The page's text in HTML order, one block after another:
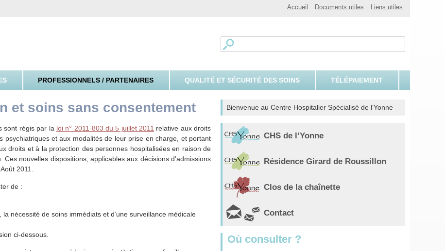
Accueil Documents utiles Liens utiles
PROFESSIONNELS / PARTENAIRES QUALITÉ ET SÉCURITÉ DES SOINS TÉLÉPAIEMENT
et soins sans consentement
sont régis par la loi n° 2011-803 du 5 juillet 2011 relative aux droits
psychiatriques et aux modalités de leur prise en charge, et portant
droits et à la protection des personnes hospitalisées en raison de
nouvelles dispositions, applicables aux décisions d’admissions
Août 2011.
de :
nécessité de soins immédiats et d’une surveillance médicale
ci-dessous.
Bienvenue au Centre Hospitalier Spécialisé de l’Yonne
CHS de l’Yonne
Résidence Girard de Roussillon
Clos de la chaînette
Contact
Où consulter ?